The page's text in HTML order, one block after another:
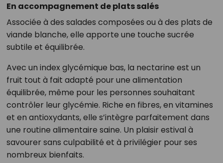
En accompagnement de plats salés
Associée à des salades composées ou à des plats de
viande blanche, elle apporte une touche sucrée
subtile et équilibrée.
Avec un index glycémique bas, la nectarine est un
fruit tout à fait adapté pour une alimentation
équilibrée, même pour les personnes souhaitant
contrôler leur glycémie. Riche en fibres, en vitamines
et en antioxydants, elle s’intègre parfaitement dans
une routine alimentaire saine. Un plaisir estival à
savourer sans culpabilité et à privilégier pour ses
nombreux bienfaits.